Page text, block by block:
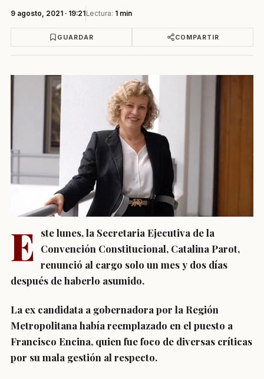
9 agosto, 2021 · 19:21Lectura: 1 min
GUARDAR COMPARTIR
E ste lunes, la Secretaria Ejecutiva de la
Convención Constitucional, Catalina Parot,
renunció al cargo solo un mes y dos días
después de haberlo asumido.
La ex candidata a gobernadora por la Región
Metropolitana había reemplazado en el puesto a
Francisco Encina, quien fue foco de diversas críticas
por su mala gestión al respecto.